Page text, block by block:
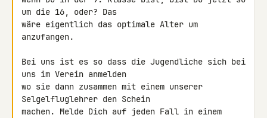
um die 16, oder? Das
wäre eigentlich das optimale Alter um
anzufangen.
Bei uns ist es so dass die Jugendliche sich bei
uns im Verein anmelden
wo sie dann zusammen mit einem unserer
Selgelfluglehrer den Schein
machen. Melde Dich auf jeden Fall in einem